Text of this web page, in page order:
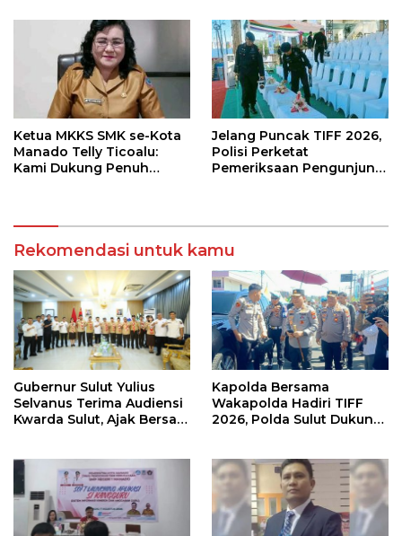
Ketua MKKS SMK se-Kota
Manado Telly Ticoalu:
Kami Dukung Penuh
Jelang Puncak TIFF 2026,
Polisi Perketat
Pemeriksaan Pengunjung
Rekomendasi untuk kamu
Gubernur Sulut Yulius
Selvanus Terima Audiensi
Kwarda Sulut, Ajak Bersatu
Kapolda Bersama
Wakapolda Hadiri TIFF
2026, Polda Sulut Dukung